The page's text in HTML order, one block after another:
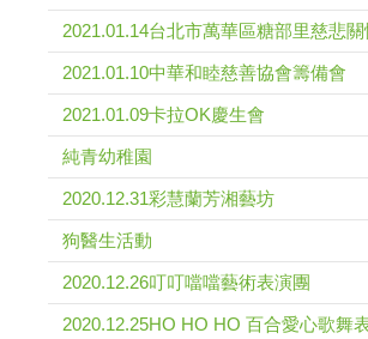
2021.01.14台北市萬華區糖部里慈悲
2021.01.10中華和睦慈善協會籌備會
2021.01.09卡拉OK慶生會
純青幼稚園
2020.12.31彩慧蘭芳湘藝坊
狗醫生活動
2020.12.26叮叮噹噹藝術表演團
2020.12.25HO HO HO 百合愛心歌舞